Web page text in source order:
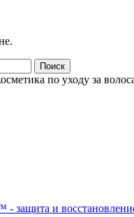
по уходу за
- защита и